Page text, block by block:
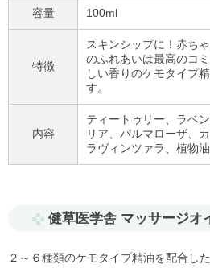
容量 100ml
特徴
スキンシップに！赤ち
のふれあいは最高のコ
しい香りのケモタイプ
す。
内容
ティートゥリー、ラベ
リア、パルマローザ、
ラヴィンツァラ、植物
健草医学舎 マッサージオ
２～６種類のケモタイプ精油を配合し